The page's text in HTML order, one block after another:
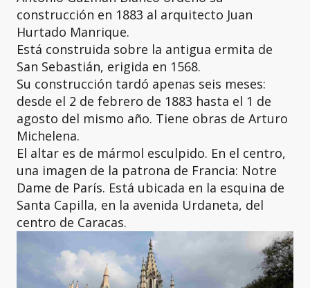
construcción en 1883 al arquitecto Juan
Hurtado Manrique.
Está construida sobre la antigua ermita de
San Sebastián, erigida en 1568.
Su construcción tardó apenas seis meses:
desde el 2 de febrero de 1883 hasta el 1 de
agosto del mismo año. Tiene obras de Arturo
Michelena.
El altar es de mármol esculpido. En el centro,
una imagen de la patrona de Francia: Notre
Dame de París. Está ubicada en la esquina de
Santa Capilla, en la avenida Urdaneta, del
centro de Caracas.